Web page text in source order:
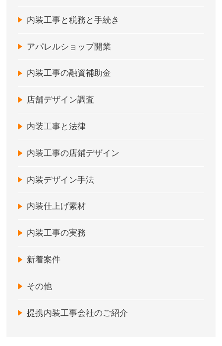
内装工事と税務と手続き
アパレルショップ開業
内装工事の融資補助金
店舗デザイン調査
内装工事と法律
内装工事の店鋪デザイン
内装デザイン手法
内装仕上げ素材
内装工事の実務
新着案件
その他
提携内装工事会社のご紹介